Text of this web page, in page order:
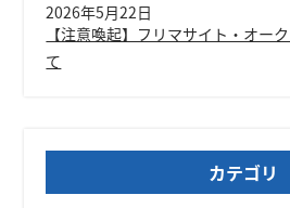
【注意喚起】フリマサイト・オー
て
2026年5月22日
カテゴリ